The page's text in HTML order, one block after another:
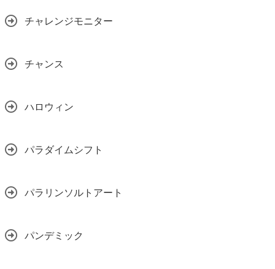
チャレンジモニター
チャンス
ハロウィン
パラダイムシフト
パラリンソルトアート
パンデミック